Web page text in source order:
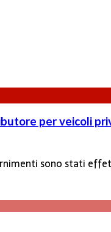
per veicoli
sono stati